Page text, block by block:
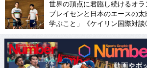
世界の頂点に君臨し続けるオ
ブレイセンと日本のエースの
学ぶこと」《ケイリン国際対談